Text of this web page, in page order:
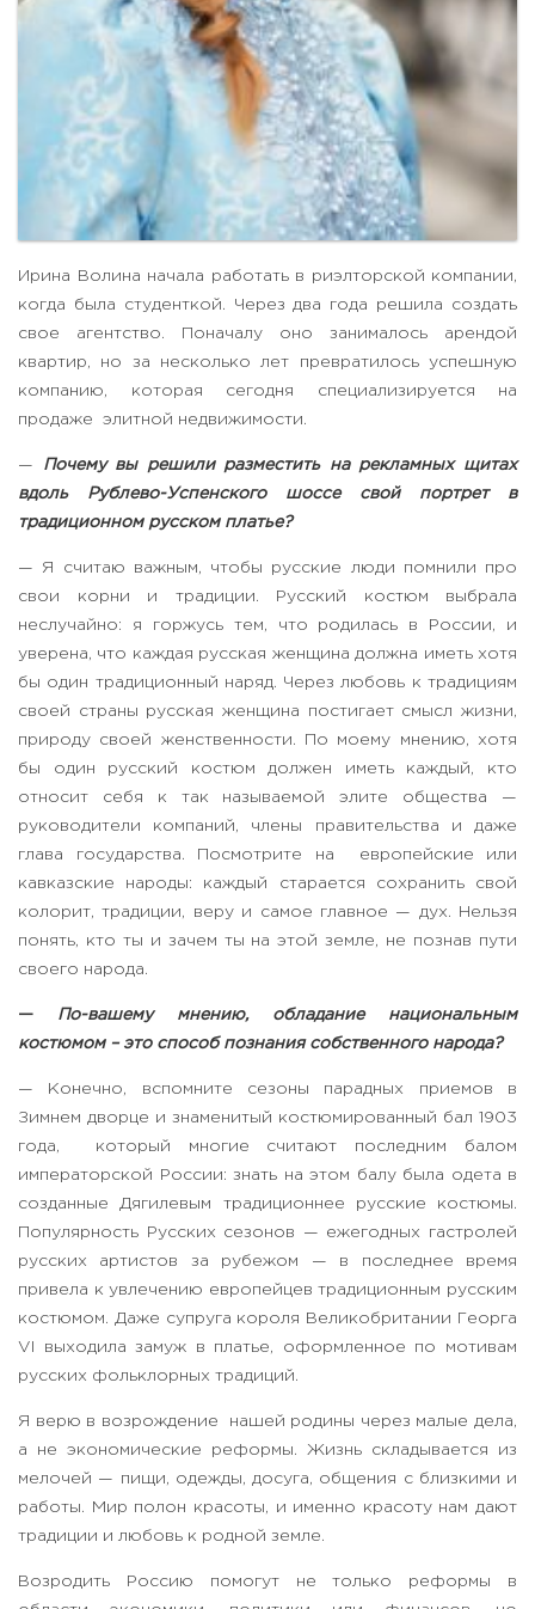
Ирина Волина начала работать в риэлторской компании,
когда была студенткой. Через два года решила создать
свое агентство. Поначалу оно занималось арендой
квартир, но за несколько лет превратилось успешную
компанию, которая сегодня специализируется на
продаже элитной недвижимости.
— Почему вы решили разместить на рекламных щитах
вдоль Рублево-Успенского шоссе свой портрет в
традиционном русском платье?
— Я считаю важным, чтобы русские люди помнили про
свои корни и традиции. Русский костюм выбрала
неслучайно: я горжусь тем, что родилась в России, и
уверена, что каждая русская женщина должна иметь хотя
бы один традиционный наряд. Через любовь к традициям
своей страны русская женщина постигает смысл жизни,
природу своей женственности. По моему мнению, хотя
бы один русский костюм должен иметь каждый, кто
относит себя к так называемой элите общества —
руководители компаний, члены правительства и даже
глава государства. Посмотрите на европейские или
кавказские народы: каждый старается сохранить свой
колорит, традиции, веру и самое главное — дух. Нельзя
понять, кто ты и зачем ты на этой земле, не познав пути
своего народа.
— По-вашему мнению, обладание национальным
костюмом – это способ познания собственного народа?
— Конечно, вспомните сезоны парадных приемов в
Зимнем дворце и знаменитый костюмированный бал 1903
года, который многие считают последним балом
императорской России: знать на этом балу была одета в
созданные Дягилевым традиционнее русские костюмы.
Популярность Русских сезонов — ежегодных гастролей
русских артистов за рубежом — в последнее время
привела к увлечению европейцев традиционным русским
костюмом. Даже супруга короля Великобритании Георга
VI выходила замуж в платье, оформленное по мотивам
русских фольклорных традиций.
Я верю в возрождение нашей родины через малые дела,
а не экономические реформы. Жизнь складывается из
мелочей — пищи, одежды, досуга, общения с близкими и
работы. Мир полон красоты, и именно красоту нам дают
традиции и любовь к родной земле.
Возродить Россию помогут не только реформы в